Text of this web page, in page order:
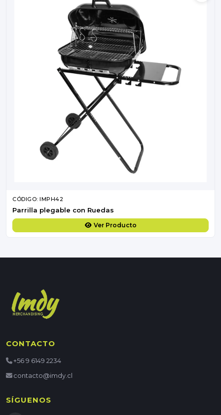
CÓDIGO: IMPH42
Parrilla plegable con Ruedas
Ver Producto
CONTACTO
+56 9 6149 2234
contacto@imdy.cl
SÍGUENOS